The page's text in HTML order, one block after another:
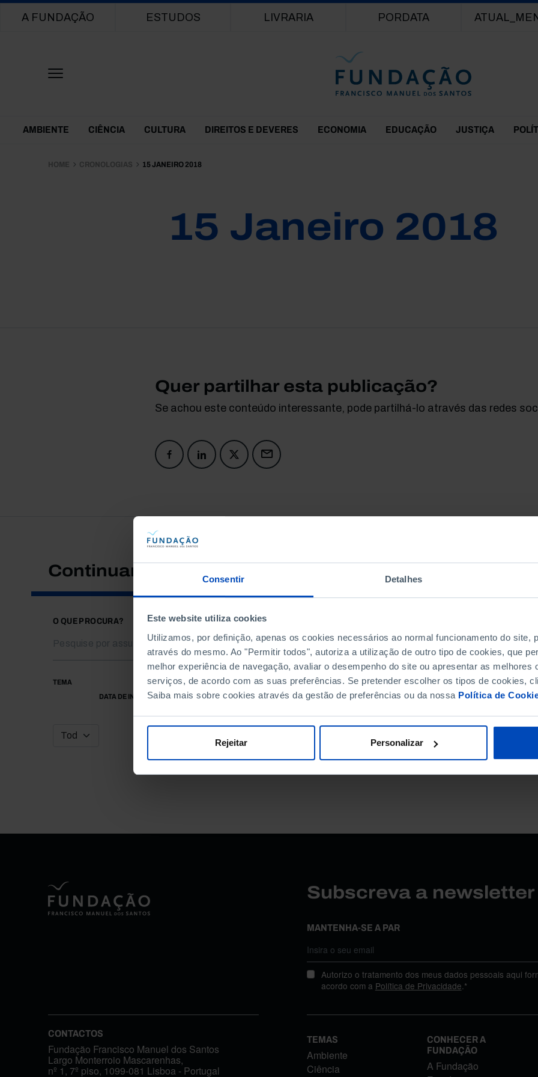
Consentir Detalhes
Este website utiliza cookies
Utilizamos, por definição, apenas os cookies necessários ao normal funcionamento do site,
através do mesmo. Ao "Permitir todos", autoriza a utilização de outro tipo de cookies, que
melhor experiência de navegação, avaliar o desempenho do site ou apresentar as melhores
serviços, de acordo com as suas preferências. Se pretender escolher os tipos de cookies,
Saiba mais sobre cookies através da gestão de preferências ou da nossa Política de
Rejeitar Personalizar
Main navigation
A FUNDAÇÃO ESTUDOS LIVRARIA PORDATA
Themes Menu
AMBIENTE CIÊNCIA CULTURA DIREITOS E DEVERES ECONOMIA EDUCAÇÃO JUSTIÇA
HOME CRONOLOGIAS 15 JANEIRO 2018
15 Janeiro 2018
Quer partilhar esta publicação?
Se achou este conteúdo interessante, pode partilhá-lo através das redes
Continuar a pesquisar
O QUE PROCURA?
TEMA
DATA DE INÍCIO
DATA DE FIM
Subscreva a
MANTENHA-SE A PAR
Autorizo o tratamento dos meus dados pessoais aqui
acordo com a Política de Privacidade.*
CONTACTOS
Fundação Francisco Manuel dos Santos
Largo Monterroio Mascarenhas,
nº 1, 7º piso, 1099-081 Lisboa - Portugal
TEMAS
Ambiente
Ciência
CONHECER A
FUNDAÇÃO
A Fundação